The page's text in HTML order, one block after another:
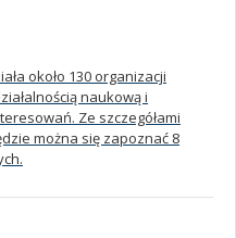
około 130 organizacji
naukową i
Ze szczegółami
można się zapoznać 8